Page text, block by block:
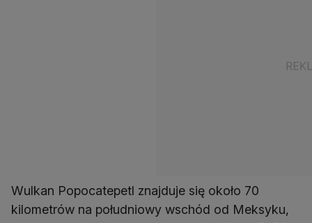
Wulkan Popocatepetl znajduje się około 70
kilometrów na południowy wschód od Meksyku,